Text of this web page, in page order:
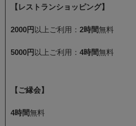
【レストランショッピング】
2000円 以上ご利用： 2時間無料
5000円 以上ご利用： 4時間無料
【ご縁会】
4時間無料